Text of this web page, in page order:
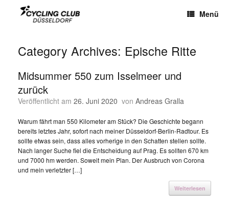
Menü
Category Archives: Epische Ritte
Midsummer 550 zum Isselmeer und
zurück
Veröffentlicht am 26. Juni 2020 von Andreas Gralla
Warum fährt man 550 Kilometer am Stück? Die Geschichte begann
bereits letztes Jahr, sofort nach meiner Düsseldorf-Berlin-Radtour. Es
sollte etwas sein, dass alles vorherige in den Schatten stellen sollte.
Nach langer Suche fiel die Entscheidung auf Prag. Es sollten 670 km
und 7000 hm werden. Soweit mein Plan. Der Ausbruch von Corona
und mein verletzter […]
Weiterlesen